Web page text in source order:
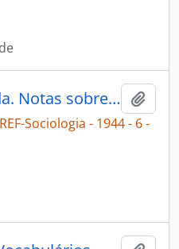
MUSSOLINI, Gioconda. Notas sobre os conceitos de molestia, cura e morte entre os índios Vapidiana [Sociologia]
Sociologia - 1944 - 6 -